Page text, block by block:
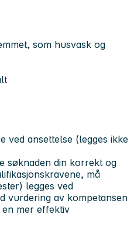
som husvask og
ved ansettelse (legges ikke
søknaden din korrekt og
må
legges ved
vurdering av kompetansen
mer effektiv